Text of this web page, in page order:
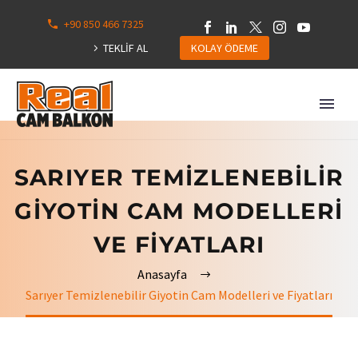
+90 850 466 7325
TEKLİF AL
KOLAY ÖDEME
SARIYER TEMIZLENEBILIR
GIYOTIN CAM MODELLERI
VE FIYATLARI
Anasayfa
Sarıyer Temizlenebilir Giyotin Cam Modelleri ve Fiyatları
113
Hepsini
Göster